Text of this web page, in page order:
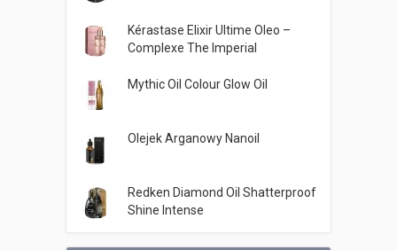
Kérastase Elixir Ultime Oleo –
Complexe The Imperial
Mythic Oil Colour Glow Oil
Olejek Arganowy Nanoil
Redken Diamond Oil Shatterproof
Shine Intense